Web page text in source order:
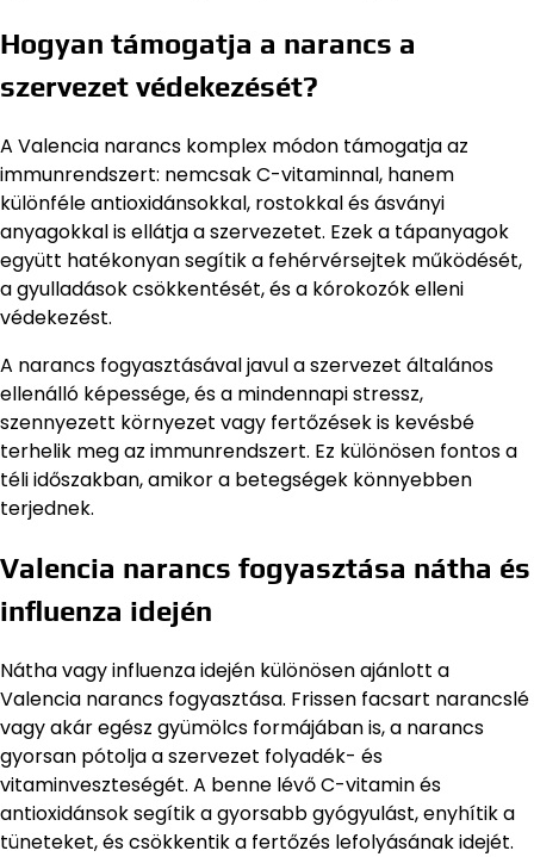
Hogyan támogatja a narancs a
szervezet védekezését?
A Valencia narancs komplex módon támogatja az
immunrendszert: nemcsak C-vitaminnal, hanem
különféle antioxidánsokkal, rostokkal és ásványi
anyagokkal is ellátja a szervezetet. Ezek a tápanyagok
együtt hatékonyan segítik a fehérvérsejtek működését,
a gyulladások csökkentését, és a kórokozók elleni
védekezést.
A narancs fogyasztásával javul a szervezet általános
ellenálló képessége, és a mindennapi stressz,
szennyezett környezet vagy fertőzések is kevésbé
terhelik meg az immunrendszert. Ez különösen fontos a
téli időszakban, amikor a betegségek könnyebben
terjednek.
Valencia narancs fogyasztása nátha és
influenza idején
Nátha vagy influenza idején különösen ajánlott a
Valencia narancs fogyasztása. Frissen facsart narancslé
vagy akár egész gyümölcs formájában is, a narancs
gyorsan pótolja a szervezet folyadék- és
vitaminveszteségét. A benne lévő C-vitamin és
antioxidánsok segítik a gyorsabb gyógyulást, enyhítik a
tüneteket, és csökkentik a fertőzés lefolyásának idejét.